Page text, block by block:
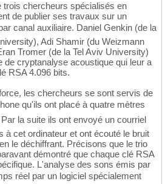
trois chercheurs spécialisés en
de publier ses travaux sur un
canal auxiliaire. Daniel Genkin (de la
Adi Shamir (du Weizmann
Tromer (de la Tel Aviv University)
de cryptanalyse acoustique qui leur a
RSA 4.096 bits.
les chercheurs se sont servis de
qu'ils ont placé à quatre mètres
Par la suite ils ont envoyé un courriel
à cet ordinateur et ont écouté le bruit
le déchiffrant. Précisons que le trio
démontré que chaque clé RSA
L'analyse des sons émis par
réel par un logiciel spécialement